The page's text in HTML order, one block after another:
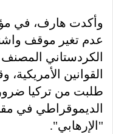
وأكدت هارف، في
عدم تغير موقف
الكردستاني
القوانين
طلبت من تركيا
الديموقراطي في
"الإرهابي".